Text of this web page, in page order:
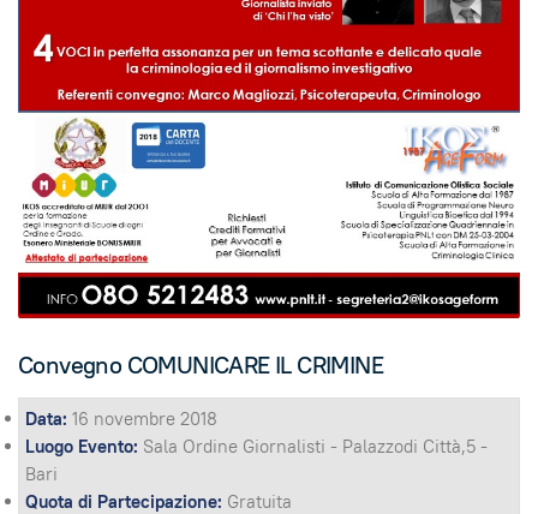
Convegno COMUNICARE IL CRIMINE
Data: 16 novembre 2018
Luogo Evento: Sala Ordine Giornalisti - Palazzodi Città,5 -
Bari
Quota di Partecipazione: Gratuita